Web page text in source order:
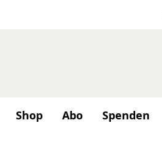
Shop Abo Spenden